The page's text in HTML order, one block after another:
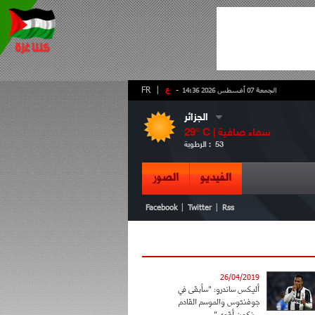
- ع FR الجمعة 07 أغسطس 2026 14:36
الجزائر
29° C | سماء صافية
الرطوبة : 53
الفيديو الصور
Facebook Twitter Rss
26/04/2019
أليكس ساندرو: "سأبقى في
جوفنتوس والموسم القادم